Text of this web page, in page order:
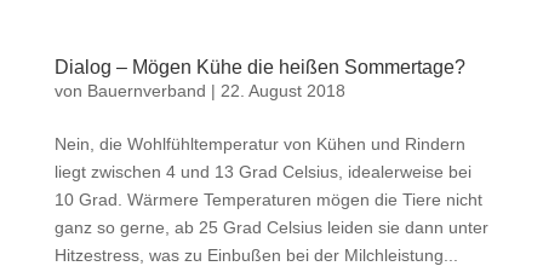
Dialog – Mögen Kühe die heißen Sommertage?
von Bauernverband | 22. August 2018
Nein, die Wohlfühltemperatur von Kühen und Rindern
liegt zwischen 4 und 13 Grad Celsius, idealerweise bei
10 Grad. Wärmere Temperaturen mögen die Tiere nicht
ganz so gerne, ab 25 Grad Celsius leiden sie dann unter
Hitzestress, was zu Einbußen bei der Milchleistung...